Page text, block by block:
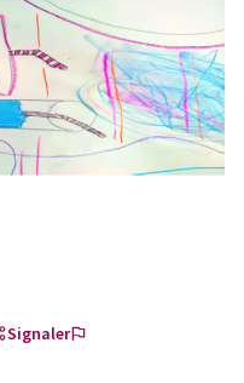
Signaler